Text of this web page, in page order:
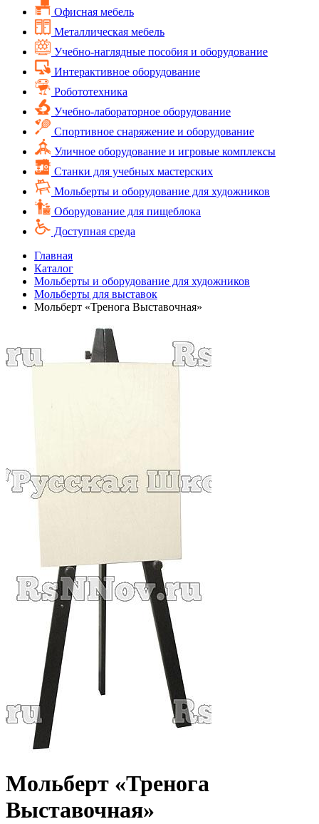
Офисная мебель
Металлическая мебель
Учебно-наглядные пособия и оборудование
Интерактивное оборудование
Робототехника
Учебно-лабораторное оборудование
Спортивное снаряжение и оборудование
Уличное оборудование и игровые комплексы
Cтанки для учебных мастерских
Мольберты и оборудование для художников
Оборудование для пищеблока
Доступная среда
Главная
Каталог
Мольберты и оборудование для художников
Мольберты для выставок
Мольберт «Тренога Выставочная»
Мольберт «Тренога
Выставочная»